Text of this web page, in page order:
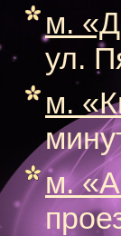
м.
ул.
м.
м.